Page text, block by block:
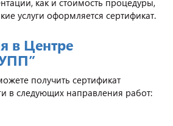
услуги оформляется сертификат.
в Центре
получить сертификат
в следующих направления работ: